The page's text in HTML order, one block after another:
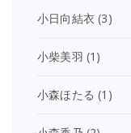
小日向結衣 (3)
小柴美羽 (1)
小森ほたる (1)